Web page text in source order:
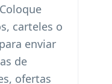
carteles o
enviar
de
ofertas